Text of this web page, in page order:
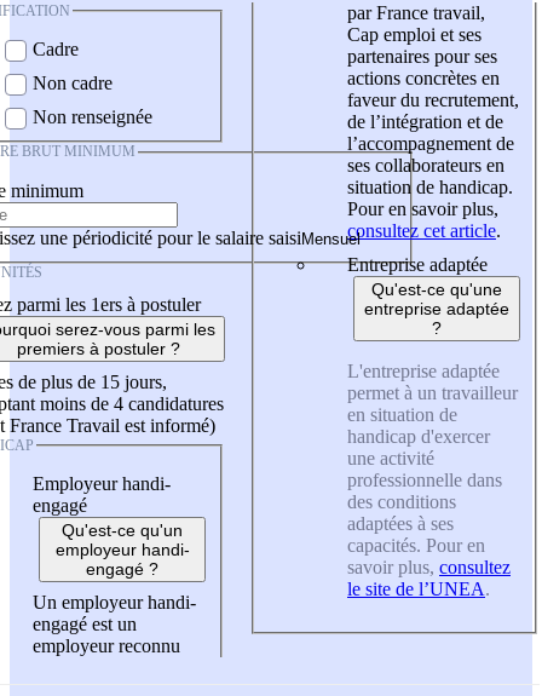
Cadre
Non cadre
Non renseignée
BRUT MINIMUM
minimum
une périodicité pour le salaire saisi
parmi les 1ers à postuler
serez-vous parmi les
premiers à postuler ?
de plus de 15 jours,
moins de 4 candidatures
France Travail est informé)
Employeur handi-
engagé
Qu'est-ce qu'un
employeur handi-
engagé ?
Un employeur handi-
engagé est un
employeur reconnu
par France travail,
Cap emploi et ses
partenaires pour ses
actions concrètes en
faveur du recrutement,
de l’intégration et de
l’accompagnement de
ses collaborateurs en
situation de handicap.
Pour en savoir plus,
consultez cet article.
Entreprise adaptée
Qu'est-ce qu'une
entreprise adaptée
?
L'entreprise adaptée
permet à un travailleur
en situation de
handicap d'exercer
une activité
professionnelle dans
des conditions
adaptées à ses
capacités. Pour en
savoir plus, consultez
le site de l’UNEA.